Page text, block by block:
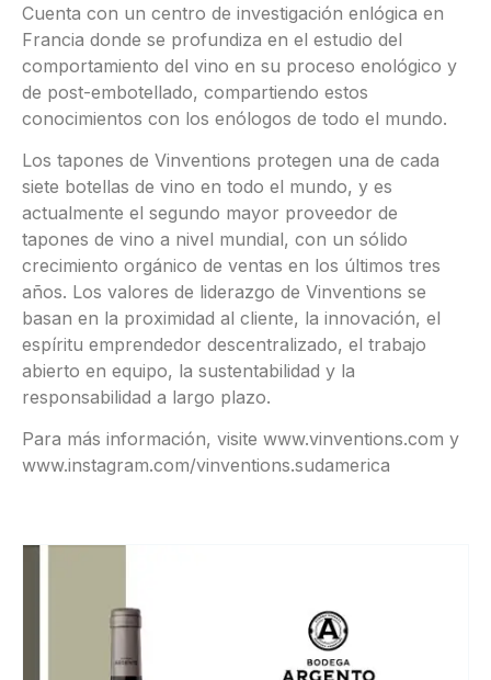
Cuenta con un centro de investigación enlógica en
Francia donde se profundiza en el estudio del
comportamiento del vino en su proceso enológico y
de post-embotellado, compartiendo estos
conocimientos con los enólogos de todo el mundo.
Los tapones de Vinventions protegen una de cada
siete botellas de vino en todo el mundo, y es
actualmente el segundo mayor proveedor de
tapones de vino a nivel mundial, con un sólido
crecimiento orgánico de ventas en los últimos tres
años. Los valores de liderazgo de Vinventions se
basan en la proximidad al cliente, la innovación, el
espíritu emprendedor descentralizado, el trabajo
abierto en equipo, la sustentabilidad y la
responsabilidad a largo plazo.
Para más información, visite www.vinventions.com y
www.instagram.com/vinventions.sudamerica